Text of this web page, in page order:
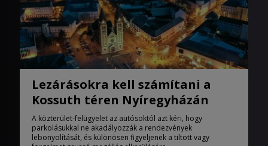
Lezárásokra kell számítani a
Kossuth téren Nyíregyházán
A közterület-felügyelet az autósoktól azt kéri, hogy
parkolásukkal ne akadályozzák a rendezvények
lebonyolítását, és különösen figyeljenek a tiltott vagy